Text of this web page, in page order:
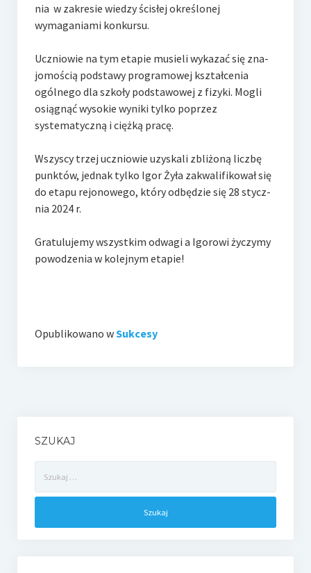
nia w zakresie wiedzy ścisłej określonej
wymaganiami konkursu.
Ucznio­wie na tym etapie mu­sie­li wy­ka­zać się zna­
jo­mo­ścią pod­sta­wy pro­gra­mo­wej kształ­ce­nia
ogól­ne­go dla szkoły pod­sta­wo­wej z fizyki. Mogli
osiągnąć wysokie wyniki tylko poprzez
systematyczną i ciężką pracę.
Wszyscy trzej uczniowie uzyskali zbliżoną liczbę
punktów, jednak tylko Igor Żyła zakwalifikował się
do etapu re­jo­no­we­go, który od­bę­dzie się 28 stycz­
nia 2024 r.
Gra­tu­lu­je­my wszystkim odwagi a Igorowi ży­czy­my
po­wo­dze­nia w ko­lej­nym etapie!
Opublikowano wSukcesy
SZUKAJ